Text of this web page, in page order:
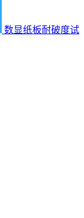
数显纸板耐破度试